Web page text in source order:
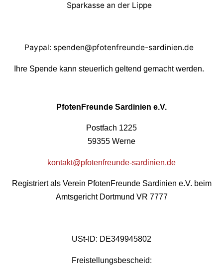
Sparkasse an der Lippe
Paypal: spenden@pfotenfreunde-sardinien.de
Ihre Spende kann steuerlich geltend gemacht werden.
PfotenFreunde Sardinien e.V.
Postfach 1225
59355 Werne
kontakt@pfotenfreunde-sardinien.de
Registriert als Verein PfotenFreunde Sardinien e.V. beim
Amtsgericht Dortmund VR 7777
USt-ID: DE349945802
Freistellungsbescheid: